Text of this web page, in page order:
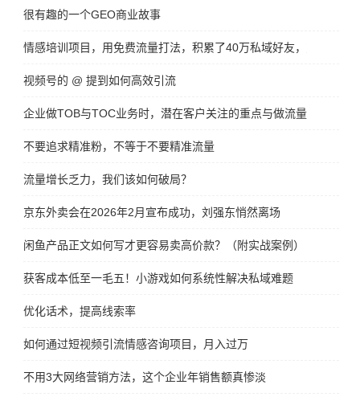
很有趣的一个GEO商业故事
情感培训项目，用免费流量打法，积累了40万私域好友，变现了
视频号的 @ 提到如何高效引流
企业做TOB与TOC业务时，潜在客户关注的重点与做流量增长方法
不要追求精准粉，不等于不要精准流量
流量增长乏力，我们该如何破局？
京东外卖会在2026年2月宣布成功，刘强东悄然离场
闲鱼产品正文如何写才更容易卖高价款？（附实战案例）
获客成本低至一毛五！小游戏如何系统性解决私域难题
优化话术，提高线索率
如何通过短视频引流情感咨询项目，月入过万
不用3大网络营销方法，这个企业年销售额真惨淡